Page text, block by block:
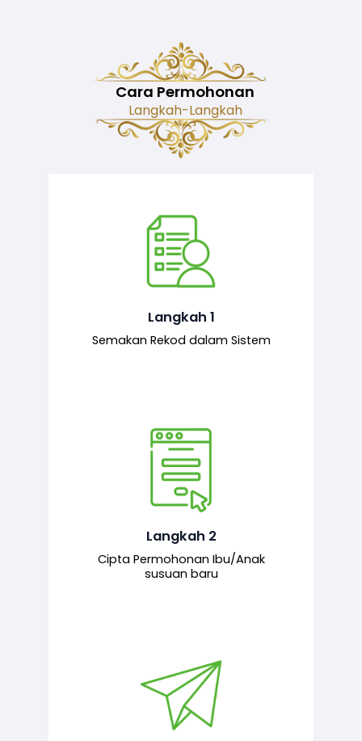
Cara Permohonan
Langkah-Langkah
Langkah 1
Semakan Rekod dalam Sistem
Semakan ke atas sejarah permohonan
yang pernah dibuat oleh pemohon,
Langkah 2
Cipta Permohonan Ibu/Anak
susuan baru
Pemohon mengisi borang
permohonan bagi pendaftaran
baharu melalui sistem.
Permohonan yang lengkap dihantar
untuk proses semakan dan